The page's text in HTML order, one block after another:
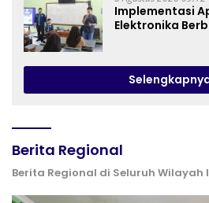
Implementasi
Elektronika
Pembelajaran
Berita Regional
Berita Regional di Seluruh Wilayah